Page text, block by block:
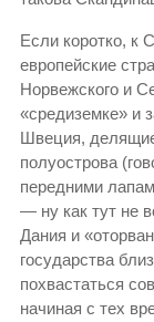
Если коротко, к
европейские
Норвежского и
«средиземке» и
Швеция,
полуострова
передними
— ну как тут не
Дания и
государства
похвастаться
начиная с тех